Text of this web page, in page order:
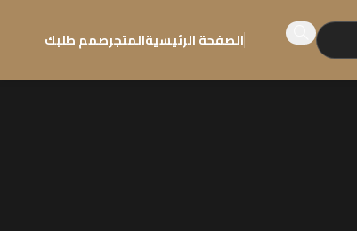
الصفحة الرئيسيةالمتجرصمم طلبك